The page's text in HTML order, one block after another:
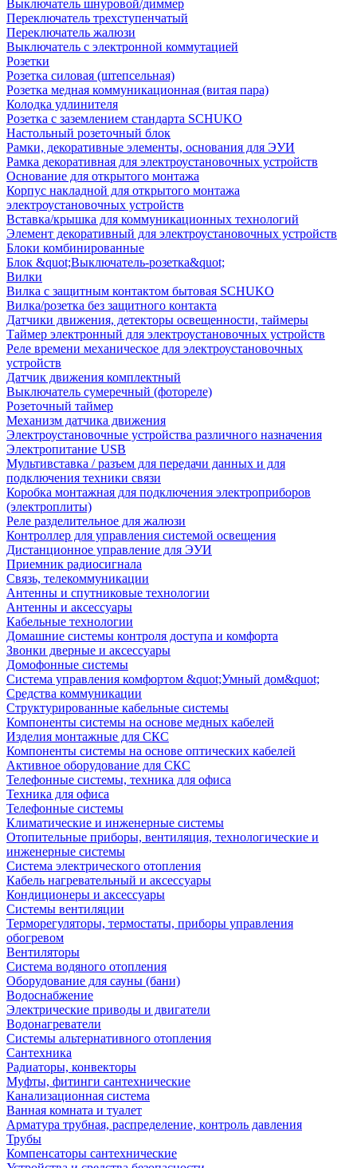
Выключатель шнуровой/диммер
Переключатель трехступенчатый
Переключатель жалюзи
Выключатель с электронной коммутацией
Розетки
Розетка силовая (штепсельная)
Розетка медная коммуникационная (витая пара)
Колодка удлинителя
Розетка с заземлением стандарта SCHUKO
Настольный розеточный блок
Рамки, декоративные элементы, основания для ЭУИ
Рамка декоративная для электроустановочных устройств
Основание для открытого монтажа
Корпус накладной для открытого монтажа
электроустановочных устройств
Вставка/крышка для коммуникационных технологий
Элемент декоративный для электроустановочных устройств
Блоки комбинированные
Блок &quot;Выключатель-розетка&quot;
Вилки
Вилка с защитным контактом бытовая SCHUKO
Вилка/розетка без защитного контакта
Датчики движения, детекторы освещенности, таймеры
Таймер электронный для электроустановочных устройств
Реле времени механическое для электроустановочных
устройств
Датчик движения комплектный
Выключатель сумеречный (фотореле)
Розеточный таймер
Механизм датчика движения
Электроустановочные устройства различного назначения
Электропитание USB
Мультивставка / разъем для передачи данных и для
подключения техники связи
Коробка монтажная для подключения электроприборов
(электроплиты)
Реле разделительное для жалюзи
Контроллер для управления системой освещения
Дистанционное управление для ЭУИ
Приемник радиосигнала
Связь, телекоммуникации
Антенны и спутниковые технологии
Антенны и аксессуары
Кабельные технологии
Домашние системы контроля доступа и комфорта
Звонки дверные и аксессуары
Домофонные системы
Система управления комфортом &quot;Умный дом&quot;
Средства коммуникации
Структурированные кабельные системы
Компоненты системы на основе медных кабелей
Изделия монтажные для СКС
Компоненты системы на основе оптических кабелей
Активное оборудование для СКС
Телефонные системы, техника для офиса
Техника для офиса
Телефонные системы
Климатические и инженерные системы
Отопительные приборы, вентиляция, технологические и
инженерные системы
Система электрического отопления
Кабель нагревательный и аксессуары
Кондиционеры и аксессуары
Системы вентиляции
Терморегуляторы, термостаты, приборы управления
обогревом
Вентиляторы
Система водяного отопления
Оборудование для сауны (бани)
Водоснабжение
Электрические приводы и двигатели
Водонагреватели
Системы альтернативного отопления
Сантехника
Радиаторы, конвекторы
Муфты, фитинги сантехнические
Канализационная система
Ванная комната и туалет
Арматура трубная, распределение, контроль давления
Трубы
Компенсаторы сантехнические